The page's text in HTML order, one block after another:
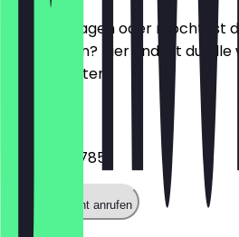
Hast du Fragen oder möchtest
reservieren? Hier findest du
Kontaktdaten.
091138465785
Restaurant anrufen